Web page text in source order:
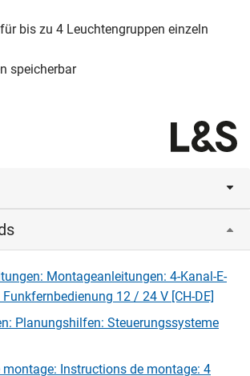
bis zu 4 Leuchtengruppen einzeln
speicherbar
bei Ein- Ausschalten oder Trennen von
erhaltenMontageanleitungen: 4-Kanal-E-
12 / 24 V [CH-DE]
Planungshilfen: Steuerungssysteme
Instructions de montage: 4